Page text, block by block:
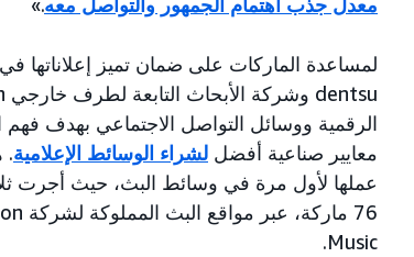
لمساعدة الماركات على ضمان تميز
الرقمية ووسائل التواصل الاجتماعي بهدف فهم
معايير صناعية أفضل لشراء الوسائط الإعلامية
76 ماركة، عبر مواقع البث المملوكة لشركة Amazon وهي
Music.